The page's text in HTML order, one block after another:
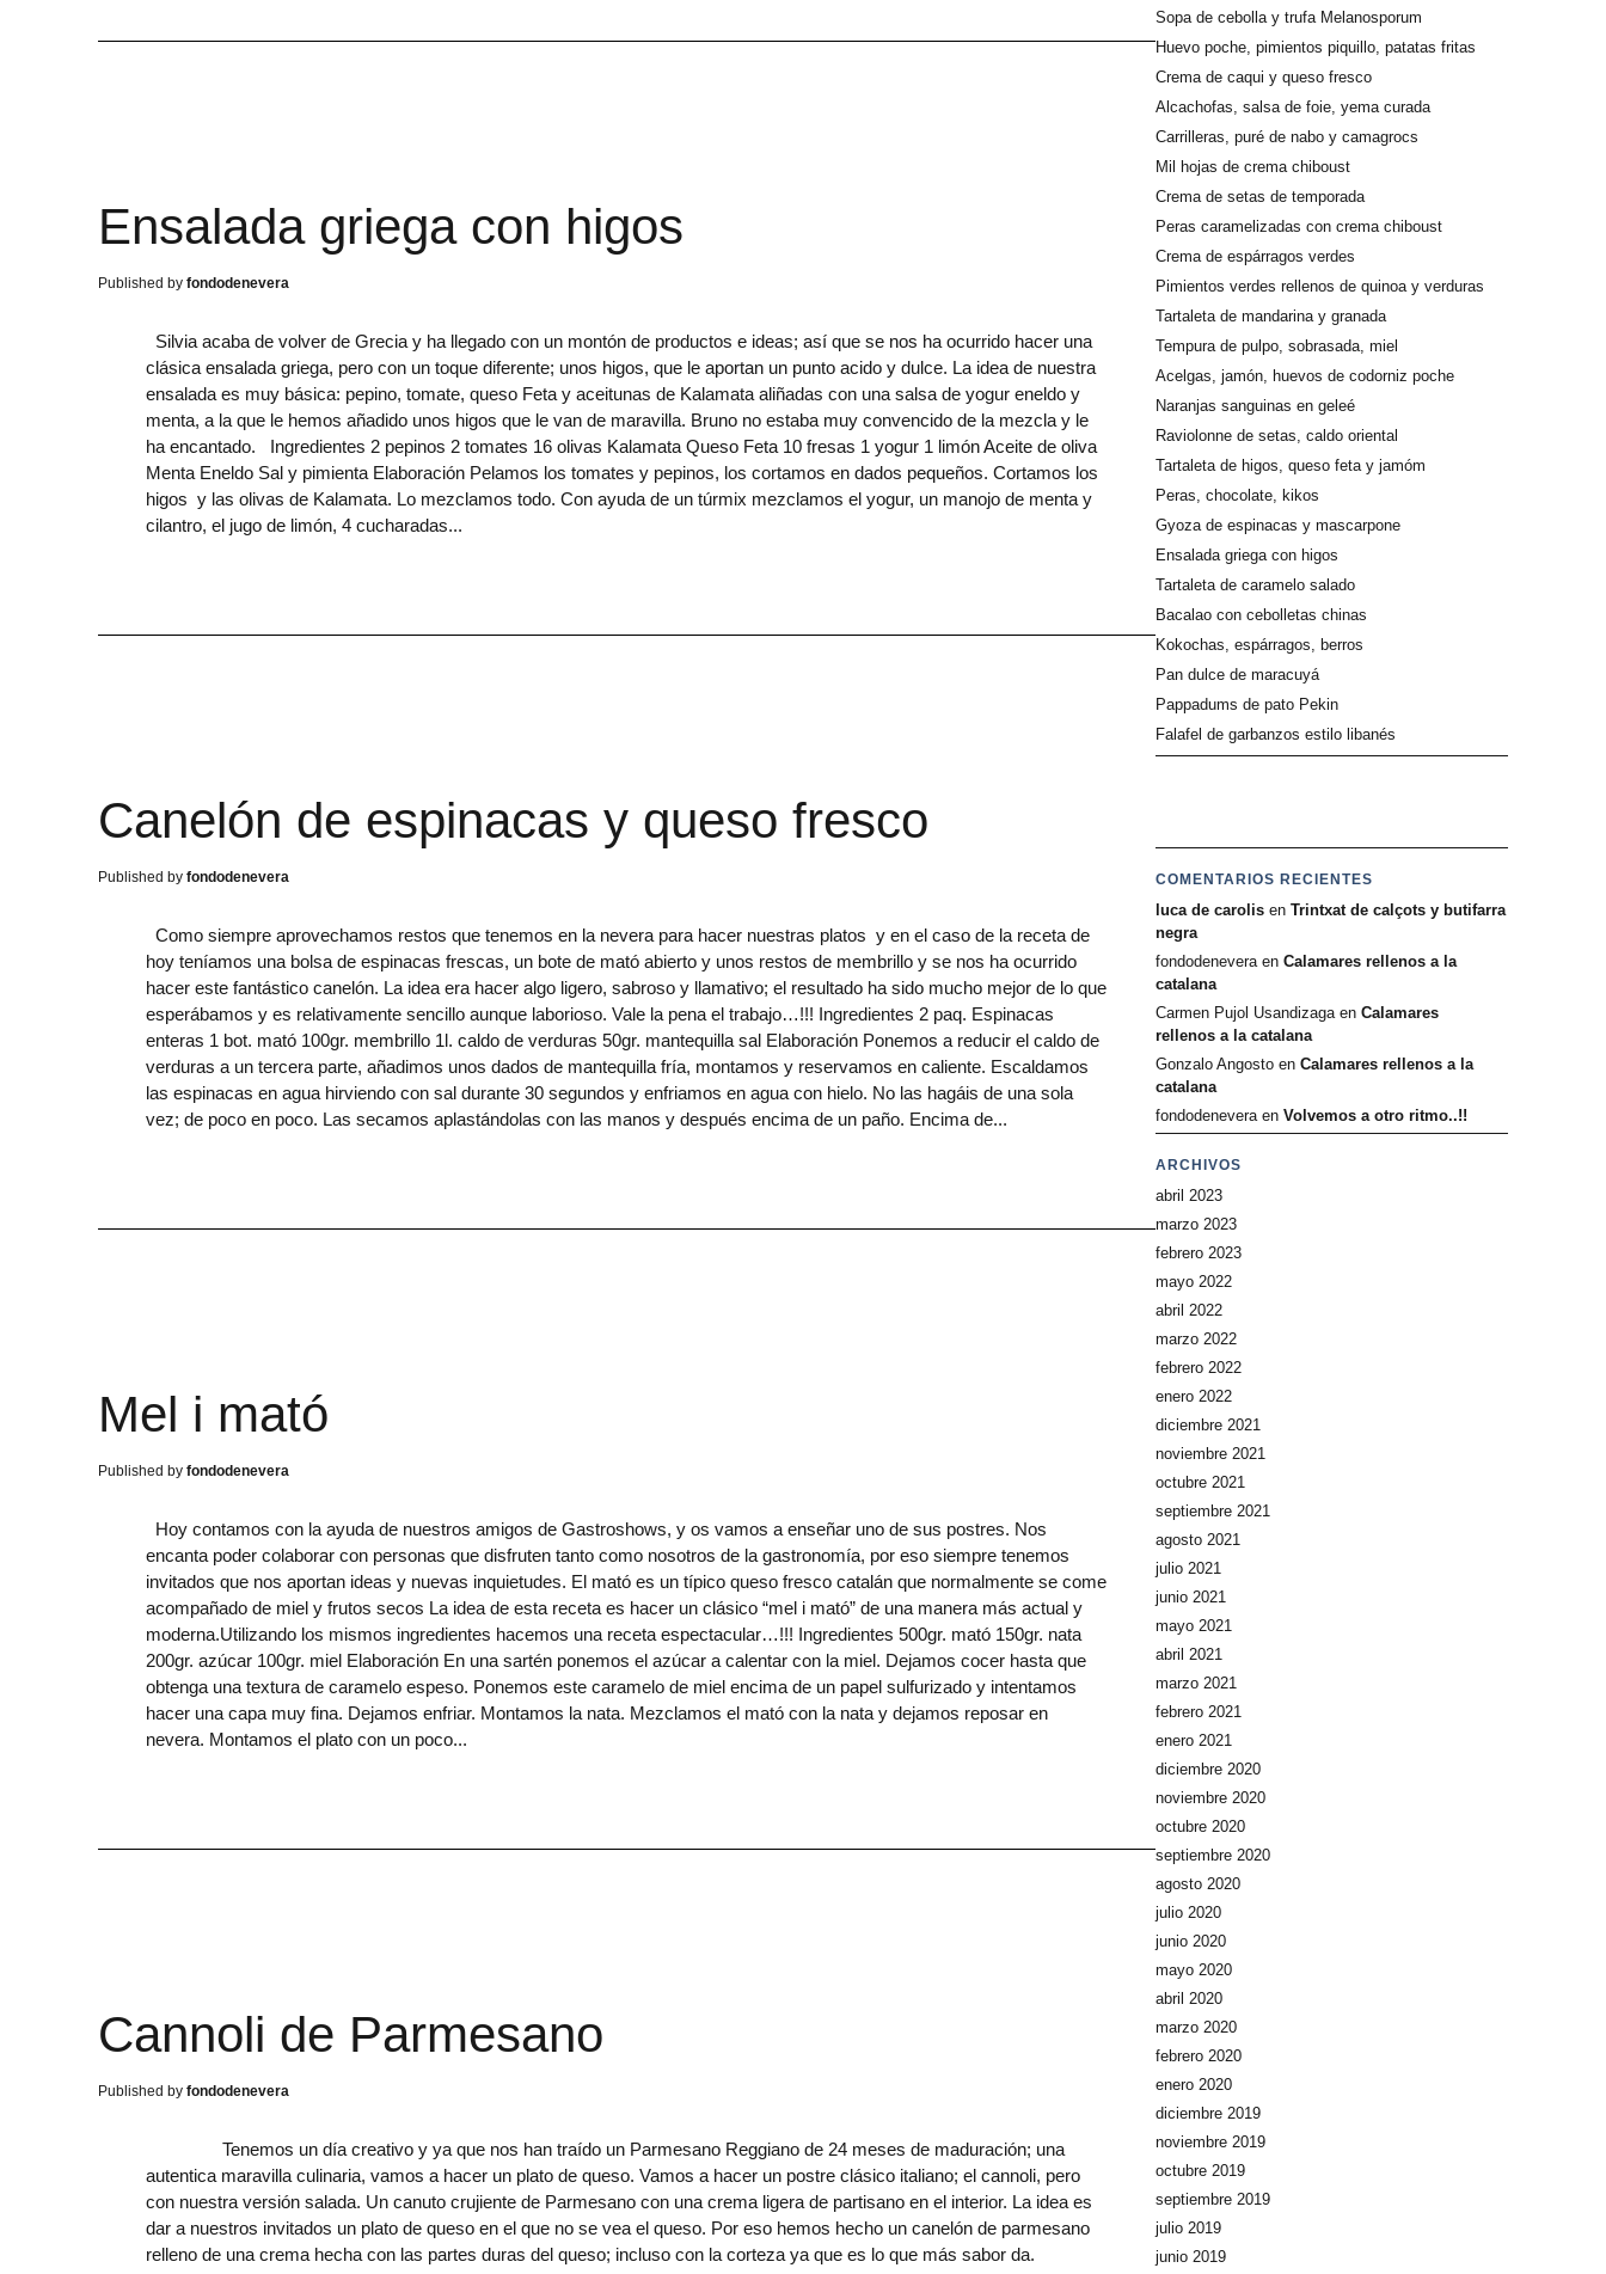
Ensalada griega con higos
fondodenevera
Silvia acaba de volver de Grecia y ha llegado con un montón de productos e ideas; así que se nos ha ocurrido hacer una
clásica ensalada griega, pero con un toque diferente; unos higos, que le aportan un punto acido y dulce. La idea de nuestra
ensalada es muy básica: pepino, tomate, queso Feta y aceitunas de Kalamata aliñadas con una salsa de yogur eneldo y
menta, a la que le hemos añadido unos higos que le van de maravilla. Bruno no estaba muy convencido de la mezcla y le
ha encantado. Ingredientes 2 pepinos 2 tomates 16 olivas Kalamata Queso Feta 10 fresas 1 yogur 1 limón Aceite de oliva
Menta Eneldo Sal y pimienta Elaboración Pelamos los tomates y pepinos, los cortamos en dados pequeños. Cortamos los
higos y las olivas de Kalamata. Lo mezclamos todo. Con ayuda de un túrmix mezclamos el yogur, un manojo de menta y
cilantro, el jugo de limón, 4 cucharadas
Canelón de espinacas y queso fresco
fondodenevera
Como siempre aprovechamos restos que tenemos en la nevera para hacer nuestras platos y en el caso de la receta de
hoy teníamos una bolsa de espinacas frescas, un bote de mató abierto y unos restos de membrillo y se nos ha ocurrido
hacer este fantástico canelón. La idea era hacer algo ligero, sabroso y llamativo; el resultado ha sido mucho mejor de lo que
esperábamos y es relativamente sencillo aunque laborioso. Vale la pena el trabajo…!!! Ingredientes 2 paq. Espinacas
enteras 1 bot. mató 100gr. membrillo 1l. caldo de verduras 50gr. mantequilla sal Elaboración Ponemos a reducir el caldo de
verduras a un tercera parte, añadimos unos dados de mantequilla fría, montamos y reservamos en caliente. Escaldamos
las espinacas en agua hirviendo con sal durante 30 segundos y enfriamos en agua con hielo. No las hagáis de una sola
vez; de poco en poco. Las secamos aplastándolas con las manos y después encima de un paño. Encima de
Mel i mató
fondodenevera
Hoy contamos con la ayuda de nuestros amigos de Gastroshows, y os vamos a enseñar uno de sus postres. Nos
encanta poder colaborar con personas que disfruten tanto como nosotros de la gastronomía, por eso siempre tenemos
invitados que nos aportan ideas y nuevas inquietudes. El mató es un típico queso fresco catalán que normalmente se come
acompañado de miel y frutos secos La idea de esta receta es hacer un clásico “mel i mató” de una manera más actual y
moderna.Utilizando los mismos ingredientes hacemos una receta espectacular…!!! Ingredientes 500gr. mató 150gr. nata
200gr. azúcar 100gr. miel Elaboración En una sartén ponemos el azúcar a calentar con la miel. Dejamos cocer hasta que
obtenga una textura de caramelo espeso. Ponemos este caramelo de miel encima de un papel sulfurizado y intentamos
hacer una capa muy fina. Dejamos enfriar. Montamos la nata. Mezclamos el mató con la nata y dejamos reposar en
nevera. Montamos el plato con un poco
Cannoli de Parmesano
fondodenevera
Tenemos un día creativo y ya que nos han traído un Parmesano Reggiano de 24 meses de maduración; una
autentica maravilla culinaria, vamos a hacer un plato de queso. Vamos a hacer un postre clásico italiano; el cannoli, pero
con nuestra versión salada. Un canuto crujiente de Parmesano con una crema ligera de partisano en el interior. La idea es
dar a nuestros invitados un plato de queso en el que no se vea el queso. Por eso hemos hecho un canelón de parmesano
relleno de una crema hecha con las partes duras del queso; incluso con la corteza ya que es lo que más sabor da.
Sopa de cebolla y trufa Melanosporum
Huevo poche, pimientos piquillo, patatas fritas
Crema de caqui y queso fresco
Alcachofas, salsa de foie, yema curada
Carrilleras, puré de nabo y camagrocs
Mil hojas de crema chiboust
Crema de setas de temporada
Peras caramelizadas con crema chiboust
Crema de espárragos verdes
Pimientos verdes rellenos de quinoa y verduras
Tartaleta de mandarina y granada
Tempura de pulpo, sobrasada, miel
Acelgas, jamón, huevos de codorniz poche
Naranjas sanguinas en geleé
Raviolonne de setas, caldo oriental
Tartaleta de higos, queso feta y jamóm
Peras, chocolate, kikos
Gyoza de espinacas y mascarpone
Ensalada griega con higos
Tartaleta de caramelo salado
Bacalao con cebolletas chinas
Kokochas, espárragos, berros
Pan dulce de maracuyá
Pappadums de pato Pekin
Falafel de garbanzos estilo libanés
COMENTARIOS RECIENTES
luca de carolis en Trintxat de calçots y butifarra
negra
fondodeneveraen Calamares rellenos a la
catalana
Carmen Pujol Usandizagaen Calamares
rellenos a la catalana
Gonzalo Angosto en Calamares rellenos a la
catalana
fondodeneveraen Volvemos a otro ritmo..!!
ARCHIVOS
abril 2023
marzo 2023
febrero 2023
mayo 2022
abril 2022
marzo 2022
febrero 2022
enero 2022
diciembre 2021
noviembre 2021
octubre 2021
septiembre 2021
agosto 2021
julio 2021
junio 2021
mayo 2021
abril 2021
marzo 2021
febrero 2021
enero 2021
diciembre 2020
noviembre 2020
octubre 2020
septiembre 2020
agosto 2020
julio 2020
junio 2020
mayo 2020
abril 2020
marzo 2020
febrero 2020
enero 2020
diciembre 2019
noviembre 2019
octubre 2019
septiembre 2019
julio 2019
junio 2019